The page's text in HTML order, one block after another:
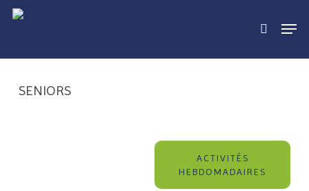
Skip
SENIORS
ACTIVITÉS
HEBDOMADAIRES